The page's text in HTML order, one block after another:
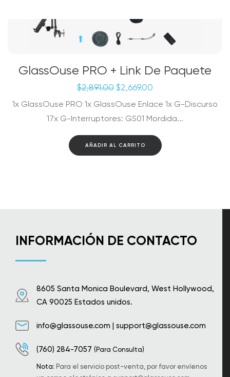
GlassOuse PRO + Link De Paquete
$2,891.00 El
original
era:
$2,669.00
actual
es:
1x GlassOuse PRO 1x GlassOuse Enlace 1x G-Discurso
17x G-Interruptores: GS01 Mordida...
AÑADIR AL CARRITO
INFORMACIÓN DE CONTACTO
8605 Santa Monica Boulevard, West Hollywood,
CA 90025 Estados unidos.
info@glassouse.com | support@glassouse.com
(760) 284-7057 (Para Consulta)
Nota: Para el servicio post-venta, por favor envíenos